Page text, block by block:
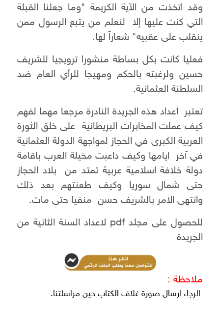
وقد اتخذت من الآية الكريمة "وما جعلنا القبلة
التي كنت عليها إلا لنعلم من يتبع الرسول ممن
ينقلب على عقبيه" شعاراً لها.
فعليا كانت بكل بساطة منشورا ترويجيا للشريف
حسين ولرغبته بالحكم ومهيجا للرأي العام ضد
السلطنة العثمانية.
تعتبر أعداد هذه الجريدة النادرة مرجعا مهما لفهم
كيف عملت المخابرات البريطانية على خلق الثورة
العربية الكبرى في الحجاز لمواجهة الدولة العثمانية
في آخر ايامها وكيف داعبت مخيلة العرب باقامة
دولة خلافة اسلامية عربية تمتد من بلاد الحجاز
حتى شمال سوريا وكيف طعنتهم بعد ذلك
وانتهى الامر بالشريف حسن منفيا حتى مات.
للحصول على مجلد pdf لاعداد السنة الثانية من
الجريدة
ملاحظة :
الرجاء ارسال صورة غلاف الكتاب حين مراسلتنا.